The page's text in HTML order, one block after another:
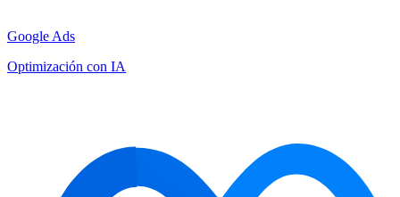
Google Ads
Optimización con IA